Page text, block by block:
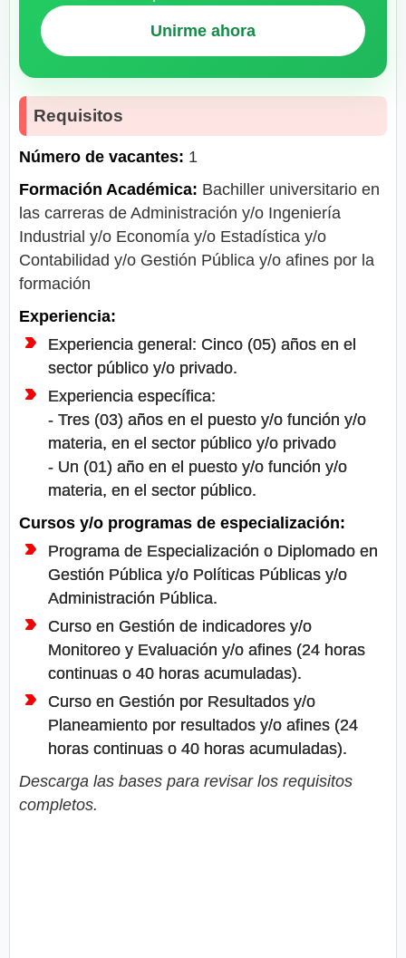
Unirme ahora
Requisitos
Número de vacantes: 1
Formación Académica: Bachiller universitario en
las carreras de Administración y/o Ingeniería
Industrial y/o Economía y/o Estadística y/o
Contabilidad y/o Gestión Pública y/o afines por la
formación
Experiencia:
Experiencia general: Cinco (05) años en el
sector público y/o privado.
Experiencia específica:
- Tres (03) años en el puesto y/o función y/o
materia, en el sector público y/o privado
- Un (01) año en el puesto y/o función y/o
materia, en el sector público.
Cursos y/o programas de especialización:
Programa de Especialización o Diplomado en
Gestión Pública y/o Políticas Públicas y/o
Administración Pública.
Curso en Gestión de indicadores y/o
Monitoreo y Evaluación y/o afines (24 horas
continuas o 40 horas acumuladas).
Curso en Gestión por Resultados y/o
Planeamiento por resultados y/o afines (24
horas continuas o 40 horas acumuladas).
Descarga las bases para revisar los requisitos
completos.